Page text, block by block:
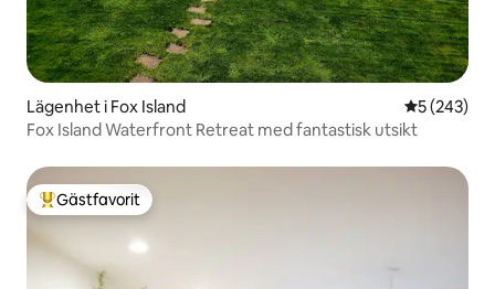
Lägenhet i Fox Island 5 av 5 i
5 (243)
Fox Island Waterfront Retreat med fantastisk utsikt
Populär gästfavorit
Gästfavorit